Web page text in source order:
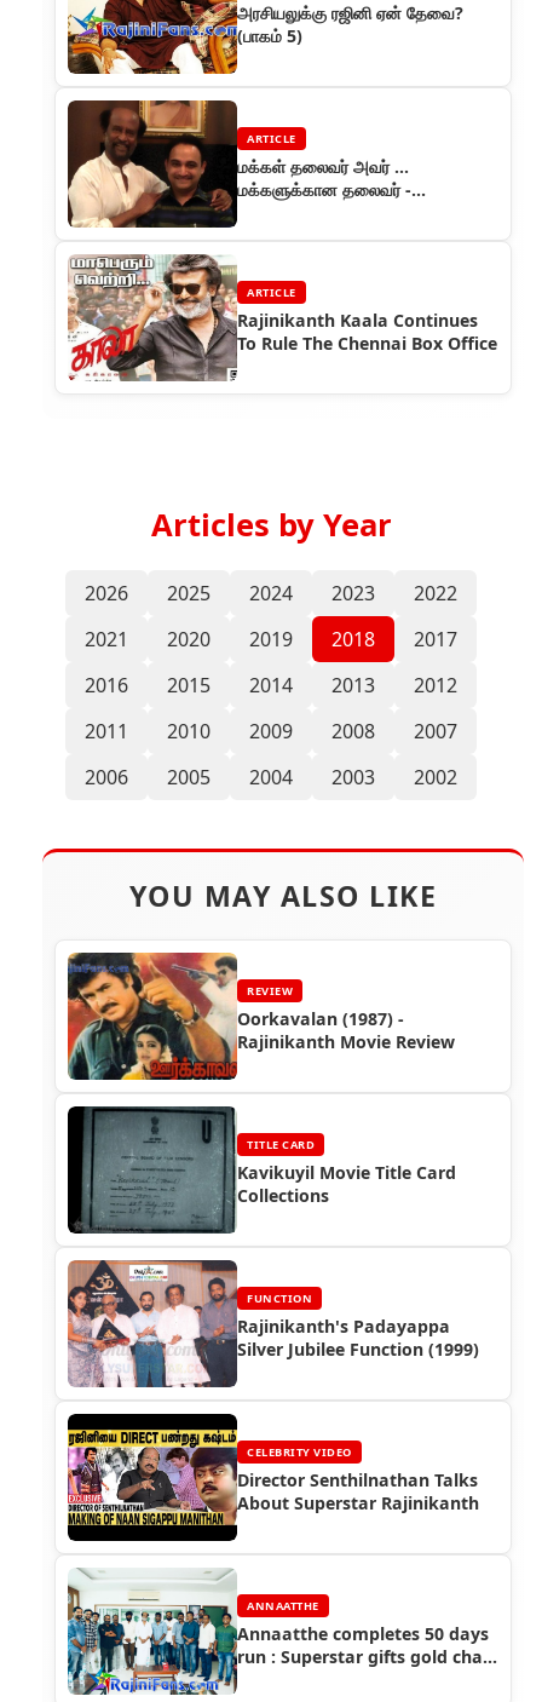
அரசியலுக்கு ரஜினி ஏன் தேவை?
(பாகம் 5)
ARTICLE
மக்கள் தலைவர் அவர் ...
மக்களுக்கான தலைவர் -
ARTICLE
Rajinikanth Kaala Continues
To Rule The Chennai Box Office
Articles by Year
2026 2025 2024 2023
2022
2021
2020 2019 2018
2017
2016
2015 2014 2013
2012
2011
2010 2009 2008
2007
2006
2005 2004 2003 2002
YOU MAY ALSO LIKE
REVIEW
Oorkavalan (1987) -
Rajinikanth Movie Review
TITLE CARD
Kavikuyil Movie Title Card
Collections
FUNCTION
Rajinikanth's Padayappa
Silver Jubilee Function (1999)
CELEBRITY VIDEO
Director Senthilnathan Talks
About Superstar Rajinikanth
ANNAATTHE
Annaatthe completes 50 days
run : Superstar gifts gold chain